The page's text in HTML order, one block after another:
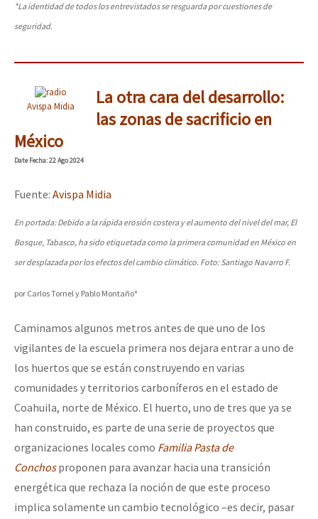
*La identidad de todos los entrevistados se resguarda por cuestiones de
seguridad.
Avispa Midia
La otra cara del desarrollo:
las zonas de sacrificio en
México
DateFecha: 22 Ago 2024
Fuente: Avispa Midia
En portada: Debido a la rápida erosión costera y el aumento del nivel del mar, El
Bosque, Tabasco, ha sido etiquetada como la primera comunidad en México en
ser desplazada por los efectos del cambio climático. Foto: Santiago Navarro F.
por Carlos Tornel y Pablo Montaño*
Caminamos algunos metros antes de que uno de los
vigilantes de la escuela primera nos dejara entrar a uno de
los huertos que se están construyendo en varias
comunidades y territorios carboníferos en el estado de
Coahuila, norte de México. El huerto, uno de tres que ya se
han construido, es parte de una serie de proyectos que
organizaciones locales como Familia Pasta de
Conchosproponen para avanzar hacia una transición
energética que rechaza la noción de que este proceso
implica solamente un cambio tecnológico –es decir, pasar